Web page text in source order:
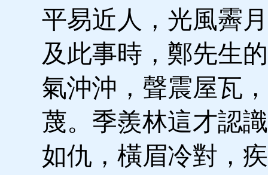
平易近人，光風霽
及此事時，鄭先生
氣沖沖，聲震屋瓦
蔑。季羨林這才認
如仇，橫眉冷對，